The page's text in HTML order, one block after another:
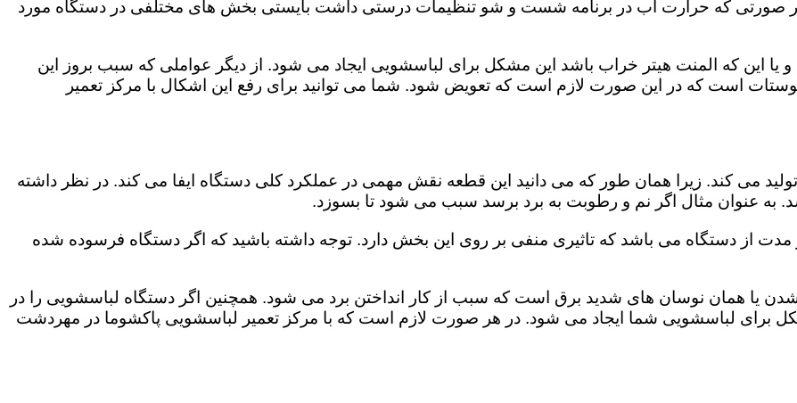
صورتی که حرارت آب در برنامه شست و شو تنظیمات درستی داشت بایستی بخش های مختلفی در دستگاه مورد
یا این که المنت هیتر خراب باشد این مشکل برای لباسشویی ایجاد می شود. از دیگر عواملی که سبب بروز این
است که در این صورت لازم است که تعویض شود. شما می توانید برای رفع این اشکال با مرکز تعمیر
می کند. زیرا همان طور که می دانید این قطعه نقش مهمی در عملکرد کلی دستگاه ایفا می کند. در نظر داشته
به عنوان مثال اگر نم و رطوبت به برد برسد سبب می شود تا بسوزد.
مدت از دستگاه می باشد که تاثیری منفی بر روی این بخش دارد. توجه داشته باشید که اگر دستگاه فرسوده شده
یا همان نوسان های شدید برق است که سبب از کار انداختن برد می شود. همچنین اگر دستگاه لباسشویی را در
برای لباسشویی شما ایجاد می شود. در هر صورت لازم است که با مرکز تعمیر لباسشویی پاکشوما در مهردشت